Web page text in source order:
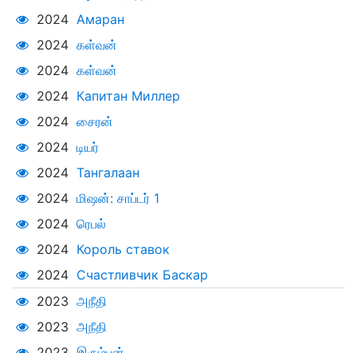
2024 Амаран
2024 கள்வன்
2024 கள்வன்
2024 Капитан Миллер
2024 சைரன்
2024 டியர்
2024 Тангалаан
2024 மிஷன்: சாப்டர் 1
2024 ரெபல்
2024 Король ставок
2024 Счастливчик Баскар
2023 அநீதி
2023 அநீதி